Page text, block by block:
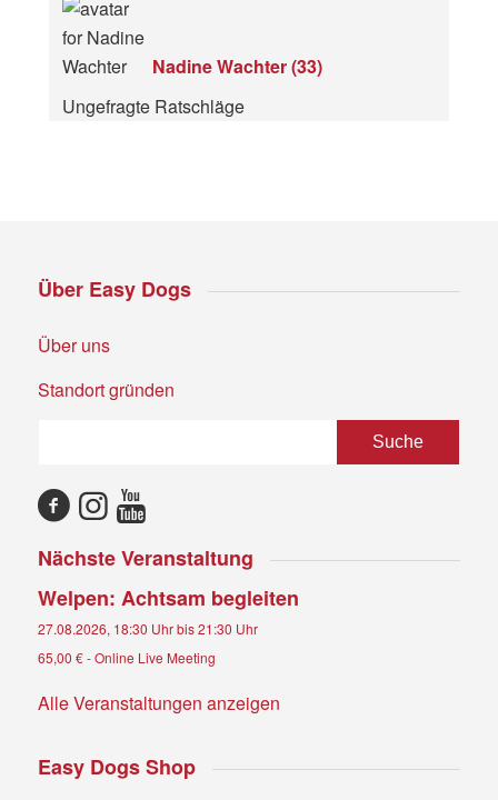
Nadine Wachter(33)
Ungefragte Ratschläge
Über Easy Dogs
Über uns
Standort gründen
Nächste Veranstaltung
Welpen: Achtsam begleiten
27.08.2026, 18:30 Uhrbis21:30 Uhr
65,00 €-Online Live Meeting
Alle Veranstaltungen anzeigen
Easy Dogs Shop